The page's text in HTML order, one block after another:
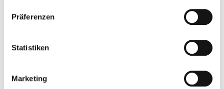
Präferenzen
Statistiken
Marketing
www.spielwaren-gresser.de
HAPPY HOLIDAY REISEBÜRO –